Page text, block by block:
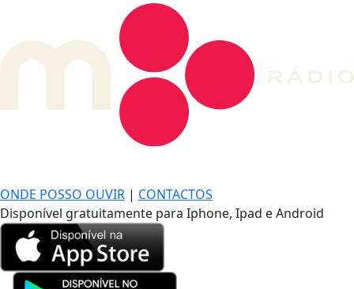
ONDE POSSO OUVIR | CONTACTOS
Disponível gratuitamente para Iphone, Ipad e Android